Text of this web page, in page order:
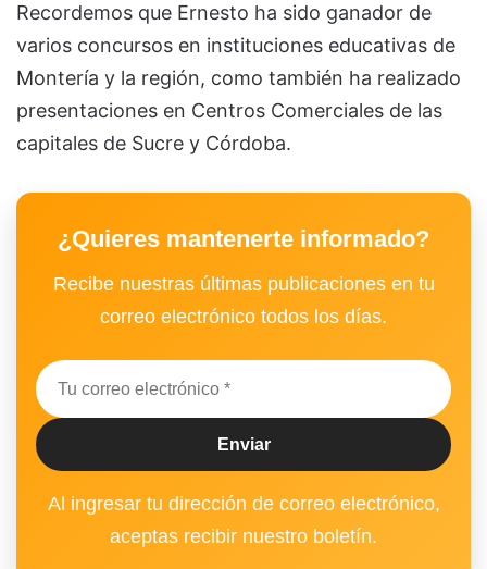
Recordemos que Ernesto ha sido ganador de
varios concursos en instituciones educativas de
Montería y la región, como también ha realizado
presentaciones en Centros Comerciales de las
capitales de Sucre y Córdoba.
¿Quieres mantenerte informado?
Recibe nuestras últimas publicaciones en tu
correo electrónico todos los días.
Al ingresar tu dirección de correo electrónico,
aceptas recibir nuestro boletín.